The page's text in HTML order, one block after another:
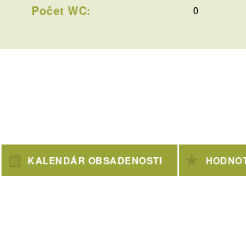
Počet WC: 0
KALENDÁR OBSADENOSTI